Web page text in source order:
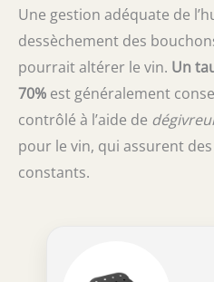
Une gestion adéquate de
dessèchement des
pourrait altérer le vin. Un
70% est généralement
contrôlé à l’aide de
pour le vin, qui assurent
constants.